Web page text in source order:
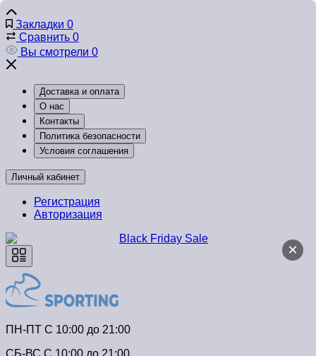
Закладки 0
Сравнить 0
Вы смотрели 0
Доставка и оплата
О нас
Контакты
Политика безопасности
Условия соглашения
Личный кабинет
Регистрация
Авторизация
×
ПН-ПТ C 10:00 до 21:00
СБ-ВС С 10:00 до 21:00